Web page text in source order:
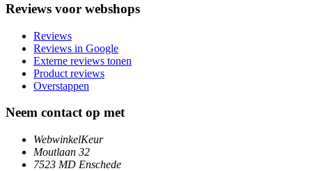
Reviews voor webshops
Reviews
Reviews in Google
Externe reviews tonen
Product reviews
Overstappen
Neem contact op met
WebwinkelKeur
Moutlaan 32
7523 MD Enschede